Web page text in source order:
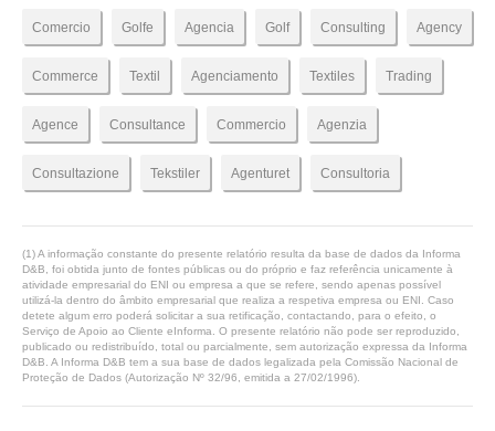
Comercio Golfe Agencia Golf Consulting Agency
Commerce Textil Agenciamento Textiles Trading
Agence Consultance Commercio Agenzia
Consultazione Tekstiler Agenturet Consultoria
(1) A informação constante do presente relatório resulta da base de dados da Informa
D&B, foi obtida junto de fontes públicas ou do próprio e faz referência unicamente à
atividade empresarial do ENI ou empresa a que se refere, sendo apenas possível
utilizá-la dentro do âmbito empresarial que realiza a respetiva empresa ou ENI. Caso
detete algum erro poderá solicitar a sua retificação, contactando, para o efeito, o
Serviço de Apoio ao Cliente eInforma. O presente relatório não pode ser reproduzido,
publicado ou redistribuído, total ou parcialmente, sem autorização expressa da Informa
D&B. A Informa D&B tem a sua base de dados legalizada pela Comissão Nacional de
Proteção de Dados (Autorização Nº 32/96, emitida a 27/02/1996).